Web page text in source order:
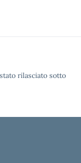
rilasciato sotto